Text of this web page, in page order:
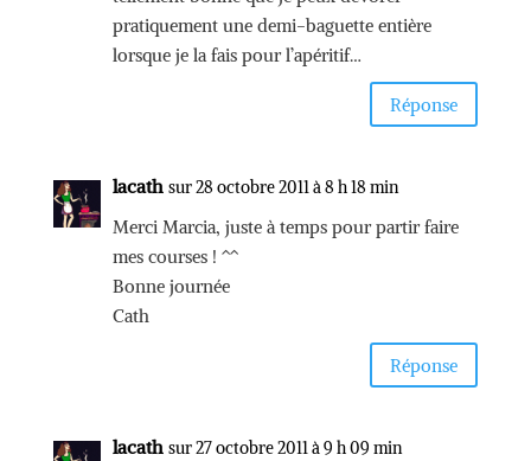
pratiquement une demi-baguette entière
lorsque je la fais pour l’apéritif…
Réponse
lacath sur 28 octobre 2011 à 8 h 18 min
Merci Marcia, juste à temps pour partir faire
mes courses ! ^^
Bonne journée
Cath
Réponse
lacath sur 27 octobre 2011 à 9 h 09 min